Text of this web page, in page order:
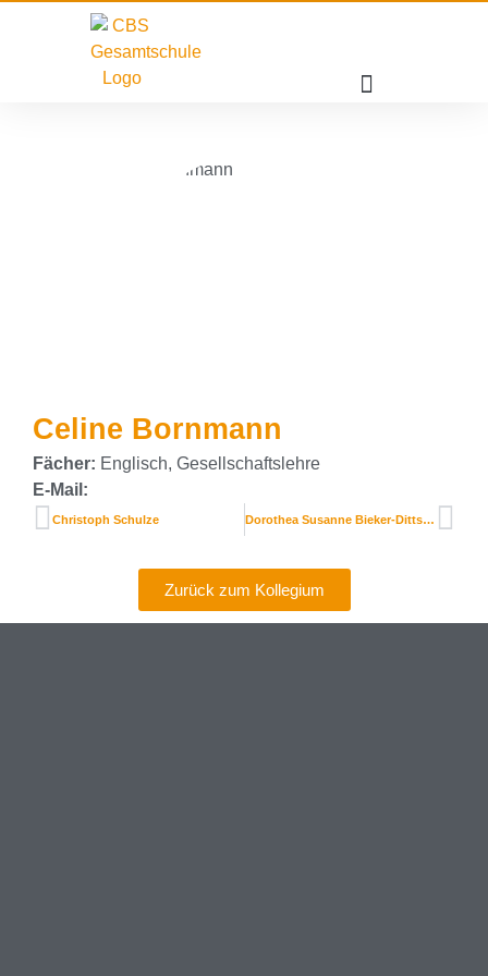
Celine Bornmann
Fächer: Englisch, Gesellschaftslehre
E-Mail:
Christoph Schulze Dorothea Susanne Bieker-Dittschar
Zurück zum Kollegium